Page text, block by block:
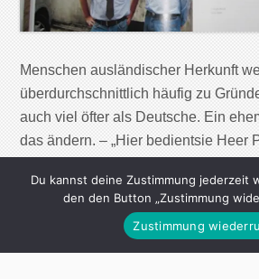
Menschen ausländischer Herkunft
überdurchschnittlich häufig zu
auch viel öfter als Deutsche. Ein
das ändern. – „Hier bedientsie Heer
gerahmt und auf einem kleinen
ist. Es schmückt den Schreibtisch
dessen Büro gleich hinter dem […]
Du kannst deine Zustimmung jederzeit
den den Button „Zustimmung
Zustimmung